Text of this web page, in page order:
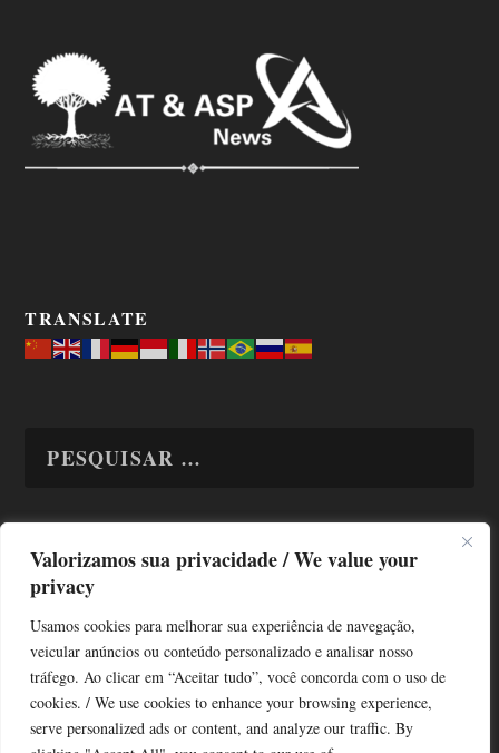
Valorizamos sua privacidade / We value your
privacy
Usamos cookies para melhorar sua experiência de navegação,
veicular anúncios ou conteúdo personalizado e analisar nosso
tráfego. Ao clicar em “Aceitar tudo”, você concorda com o uso de
cookies. / We use cookies to enhance your browsing experience,
serve personalized ads or content, and analyze our traffic. By
TRANSLATE
TODAS OS ASSUNTOS
Copyright © Alô Tatuapé 2013 / 2026